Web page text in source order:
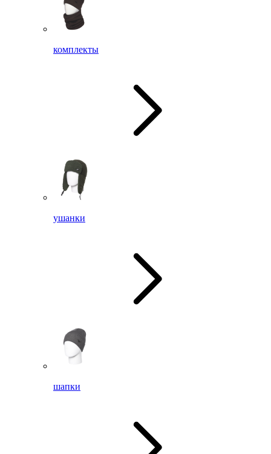
комплекты
ушанки
шапки